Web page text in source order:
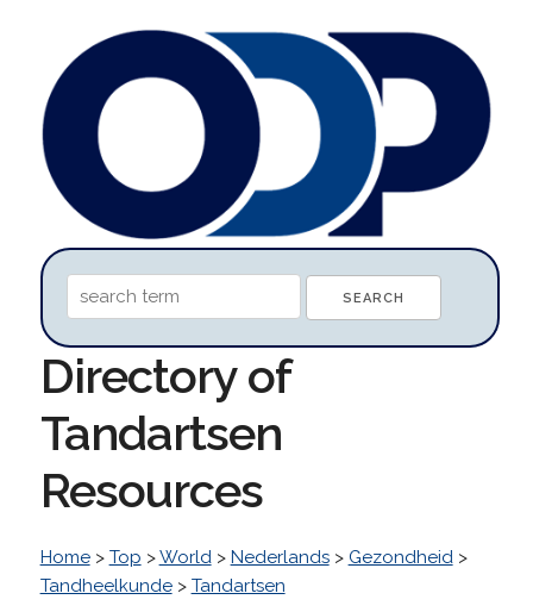
Directory of
Tandartsen
Resources
Home> Top >World> Nederlands> Gezondheid>
Tandheelkunde> Tandartsen